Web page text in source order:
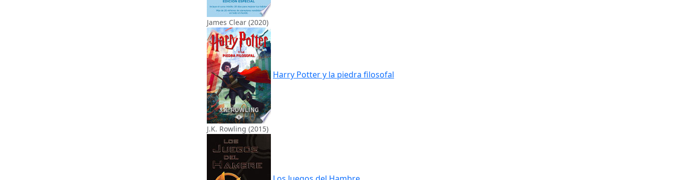
James Clear (2020)
Harry Potter y la piedra filosofal
J.K. Rowling (2015)